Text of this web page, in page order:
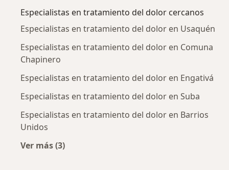
Especialistas en tratamiento del dolor cercanos
Especialistas en tratamiento del dolor en Usaquén
Especialistas en tratamiento del dolor en Comuna
Chapinero
Especialistas en tratamiento del dolor en Engativá
Especialistas en tratamiento del dolor en Suba
Especialistas en tratamiento del dolor en Barrios
Unidos
Ver más (3)